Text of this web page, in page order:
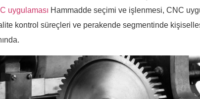
uygulaması Hammadde seçimi ve işlenmesi, CNC
kontrol süreçleri ve perakende segmentinde